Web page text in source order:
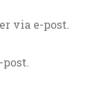
via e-post.